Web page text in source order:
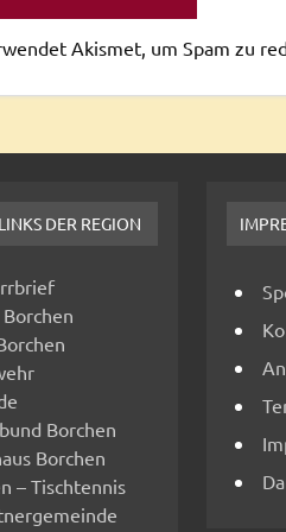
Akismet, um Spam zu
DER REGION
Borchen
Borchen
– Tischtennis